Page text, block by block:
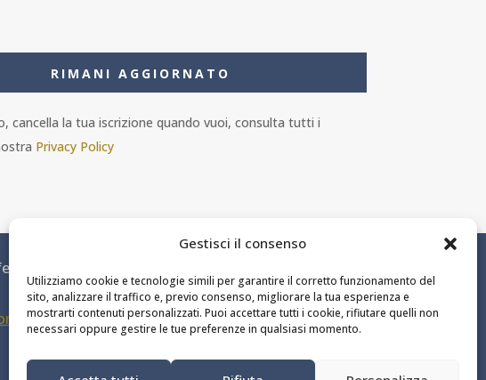
Gestisci il consenso
Utilizziamo cookie e tecnologie simili per garantire il corretto funzionamento del
sito, analizzare il traffico e, previo consenso, migliorare la tua esperienza e
mostrarti contenuti personalizzati. Puoi accettare tutti i cookie, rifiutare quelli non
necessari oppure gestire le tue preferenze in qualsiasi momento.
RIMANI AGGIORNATO
cancella la tua iscrizione quando vuoi, consulta tutti i
Privacy Policy